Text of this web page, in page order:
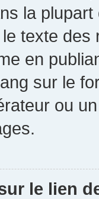
la
texte
en
sur le
ou
le lien